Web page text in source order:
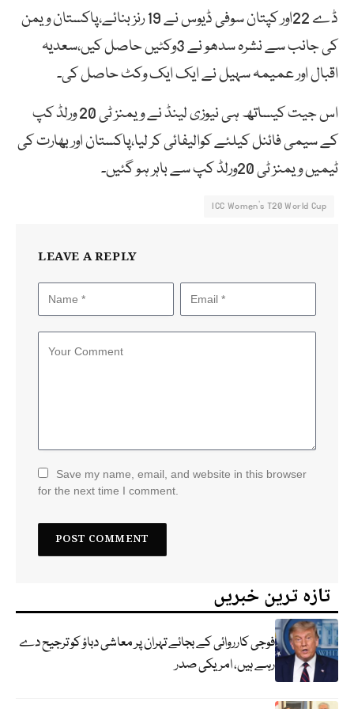
ڈے 22اور کپتان سوفی ڈیوس نے 19 رنز بنائے،پاکستان ویمن
کی جانب سے نشرہ سدھو نے 3وکٹیں حاصل کیں،سعدیہ
اقبال اور عمیمہ سہیل نے ایک ایک وکٹ حاصل کی۔
اس جیت کیساتھ ہی نیوزی لینڈ نے ویمنز ٹی 20 ورلڈ کپ
کے سیمی فائنل کیلئے کوالیفائی کر لیا،پاکستان اور بھارت کی
ٹیمیں ویمنز ٹی 20ورلڈ کپ سے باہر ہو گئیں۔
ICC Women's T20 World Cup
LEAVE A REPLY
Save my name, email, and website in this browser
for the next time I comment.
تازہ ترین خبریں
فوجی کارروائی کے بجائے تہران پر معاشی دباؤ کو ترجیح دے
رہے ہیں، امریکی صدر